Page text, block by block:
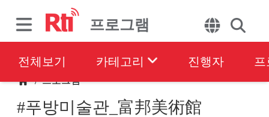
프로그램
전체보기 카테고리 진행자
/프로그램
#푸방미술관_富邦美術館